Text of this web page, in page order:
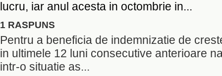
lucru, iar anul acesta in octombrie in...
1 RASPUNS
Pentru a beneficia de indemnizatie de
in ultimele 12 luni consecutive anterioare
intr-o situatie as...